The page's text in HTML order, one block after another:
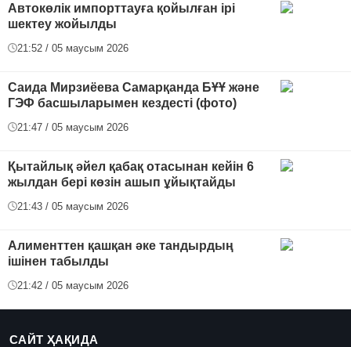
Автокөлік импорттауға қойылған ірі
шектеу жойылды
21:52 / 05 маусым 2026
Саида Мирзиёева Самарқанда БҰҰ және
ГЭФ басшыларымен кездесті (фото)
21:47 / 05 маусым 2026
Қытайлық әйел қабақ отасынан кейін 6
жылдан бері көзін ашып ұйықтайды
21:43 / 05 маусым 2026
Алименттен қашқан әке тандырдың
ішінен табылды
21:42 / 05 маусым 2026
САЙТ ҲАҚИДА